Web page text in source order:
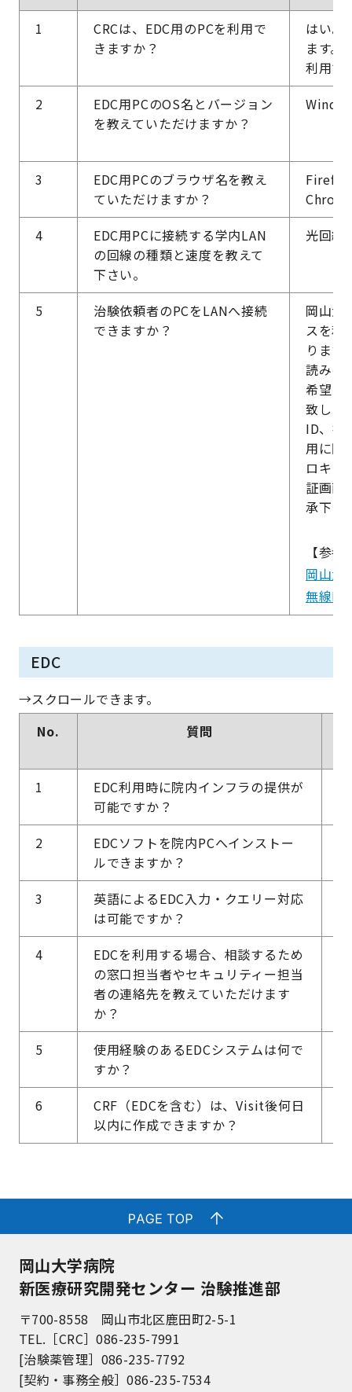
1
CRCは、EDC用のPCを利用で
きますか？
はい。
ます。
利用で
2
EDC用PCのOS名とバージョン
を教えていただけますか？
3
EDC用PCのブラウザ名を教え
ていただけますか？
4
EDC用PCに接続する学内LAN
の回線の種類と速度を教えて
下さい。
光回線
5
治験依頼者のPCをLANへ接続
できますか？
岡山大
スを利
ります
読みの
希望さ
致しま
ID、接
用に関
ロキシ
証画面
承下さ
【参
岡山大
無線
EDC
No. 質問
1
EDC利用時に院内インフラの提供が
可能ですか？
2
EDCソフトを院内PCへインストー
ルできますか？
3
英語によるEDC入力・クエリー対応
は可能ですか？
4
EDCを利用する場合、相談するため
の窓口担当者やセキュリティー担当
者の連絡先を教えていただけます
か？
5
使用経験のあるEDCシステムは何で
すか？
6
CRF（EDCを含む）は、Visit後何日
以内に作成できますか？
岡山大学病院
新医療研究開発センター 治験推進部
〒700-8558 岡山市北区鹿田町2-5-1
TEL.［CRC］086-235-7991
[治験薬管理］086-235-7792
[契約・事務全般］086-235-7534